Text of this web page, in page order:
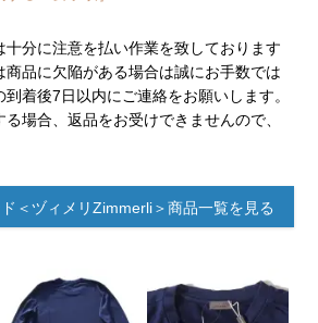
十分に注意を払い作業を致しております
商品に欠陥がある場合は誠にお手数では
着後7日以内にご連絡をお願いします。
る場合、返品をお受けできませんので、
＜ヅィメリZimmerli＞商品一覧を見る